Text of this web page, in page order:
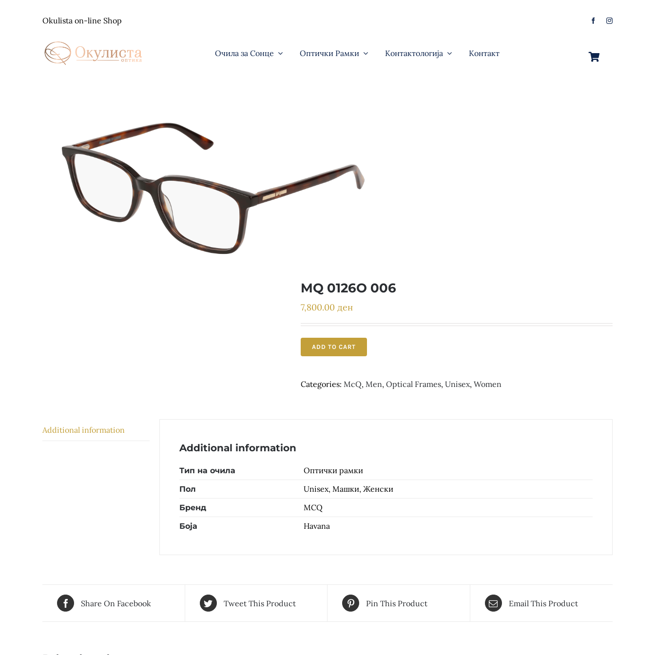
Okulista on-line Shop
Очила за Сонце Оптички Рамки Контактологија Контакт
MQ 0126O 006
7,800.00 ден
ADD TO CART
Categories: McQ, Men, Optical Frames, Unisex, Women
Additional information
Additional information
Тип на очила Оптички рамки
Пол Unisex, Машки, Женски
Бренд MCQ
Боја Havana
Share On Facebook Tweet This Product Pin This Product Email This Product